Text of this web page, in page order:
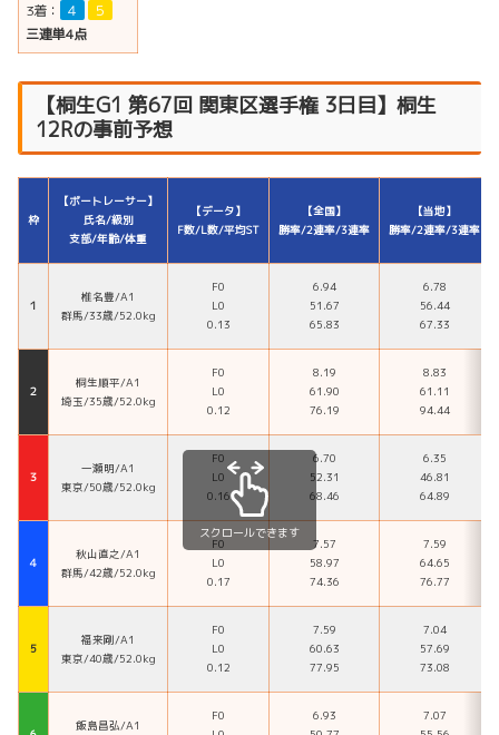
3着： ４
５
三連単4点
【桐生G1 第67回 関東区選手権 3日目】桐生
12Rの事前予想
枠
【ボートレーサー】
氏名/級別
支部/年齢/体重
【データ】
F数/L数/平均ST
【全国】
勝率/2連率/3連率
【当地】
勝率/2連率/3連率
１
椎名豊/A1
群馬/33歳/52.0kg
F0
L0
0.13
6.94
51.67
65.83
6.78
56.44
67.33
２
桐生順平/A1
埼玉/35歳/52.0kg
F0
L0
0.12
8.19
61.90
76.19
8.83
61.11
94.44
３
一瀬明/A1
東京/50歳/52.0kg
F0
L0
0.16
6.70
52.31
68.46
6.35
46.81
64.89
４
秋山直之/A1
群馬/42歳/52.0kg
F0
L0
0.17
7.57
58.97
74.36
7.59
64.65
76.77
５
福来剛/A1
東京/40歳/52.0kg
F0
L0
0.12
7.59
60.63
77.95
7.04
57.69
73.08
飯島昌弘/A1
F0
6.93
7.07
スクロールできます